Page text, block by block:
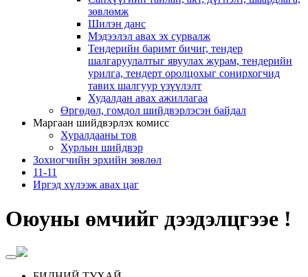
зөвлөмж
Шилэн данс
Мэдээлэл авах эх сурвалж
Тендерийн баримт бичиг, тендер
шалгаруулалтыг явуулах журам, тендерийн
урилга, тендерт оролцохыг сонирхогчид
тавих шалгуур үзүүлэлт
Худалдан авах ажиллагаа
Өргөдөл, гомдол шийдвэрлэсэн байдал
Маргаан шийдвэрлэх комисс
Хуралдааны тов
Хурлын шийдвэр
Зохиогчийн эрхийн зөвлөл
11-11
Иргэд хүлээж авах цаг
Оюуны өмчийг дээдэлцгээе !